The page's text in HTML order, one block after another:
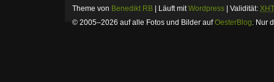
Theme von Benedikt RB | Läuft mitWordpress | Validität:
© 2005–2026 auf alle Fotos und Bilder aufOesterBlog. Nur